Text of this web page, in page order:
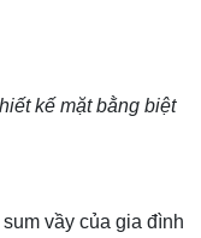
kế mặt bằng biệt
vầy của gia đình